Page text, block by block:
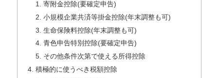
寄附金控除(要確定申告)
小規模企業共済等掛金控除(年末調整も可)
生命保険料控除(年末調整も可)
青色申告特別控除(要確定申告)
その他条件次第で使える所得控除
積極的に使うべき税額控除